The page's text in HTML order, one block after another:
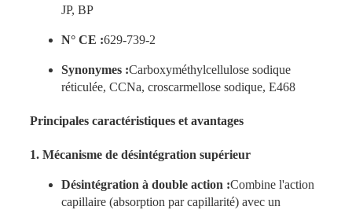
JP, BP
N° CE :629-739-2
Synonymes :Carboxyméthylcellulose sodique
réticulée, CCNa, croscarmellose sodique, E468
Principales caractéristiques et avantages
1. Mécanisme de désintégration supérieur
Désintégration à double action :Combine l'action
capillaire (absorption par capillarité) avec un